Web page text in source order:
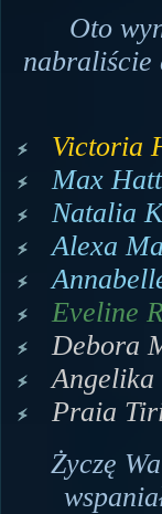
Oto
nabraliście
Victoria
Max
Natalia
Alexa
Eveline
Debora
Praia
Życzę